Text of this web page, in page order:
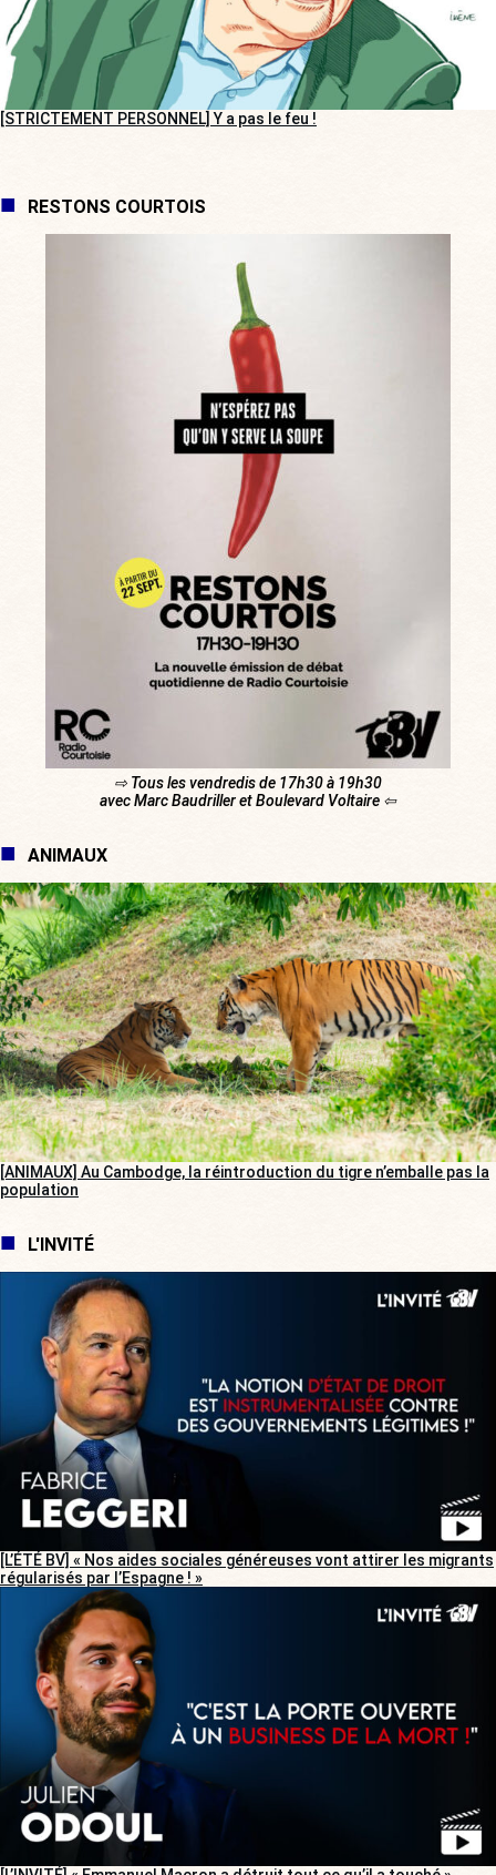
[STRICTEMENT PERSONNEL] Y a pas le feu !
RESTONS COURTOIS
⇨ Tous les vendredis de 17h30 à 19h30
avec Marc Baudriller et Boulevard Voltaire ⇦
ANIMAUX
[ANIMAUX] Au Cambodge, la réintroduction du tigre n’emballe pas la
population
L'INVITÉ
[L’ÉTÉ BV] « Nos aides sociales généreuses vont attirer les migrants
régularisés par l’Espagne ! »